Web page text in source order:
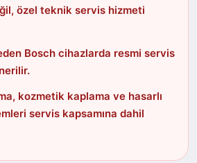
özel teknik servis hizmeti
Bosch cihazlarda resmi servis
kozmetik kaplama ve hasarlı
servis kapsamına dahil